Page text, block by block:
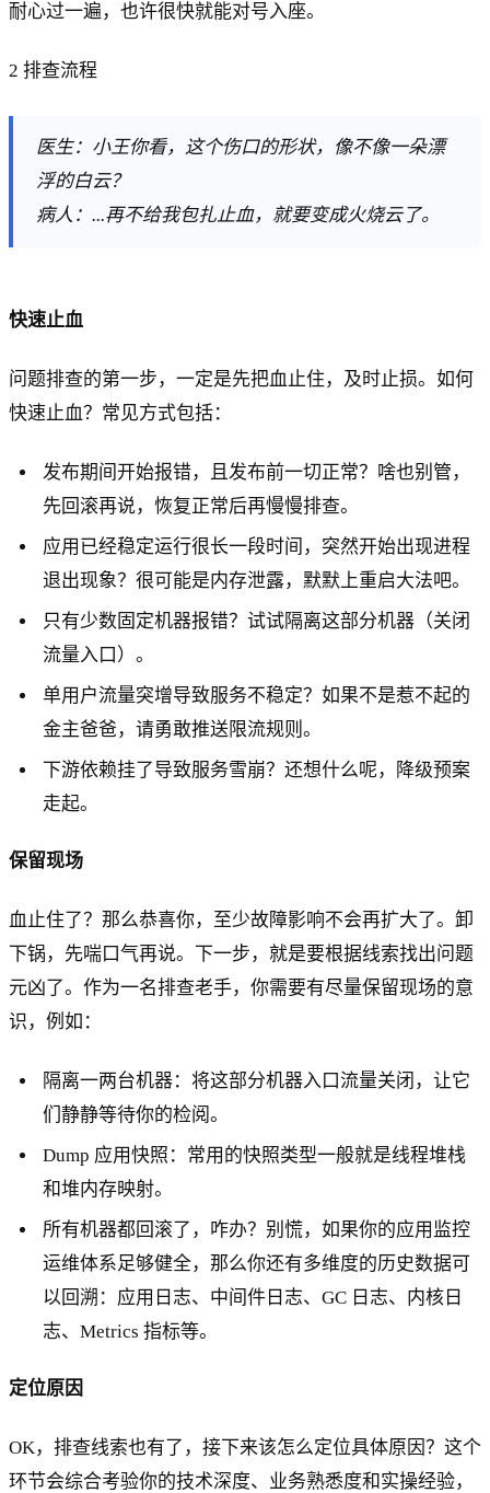
耐心过一遍，也许很快就能对号入座。
2 排查流程
医生：小王你看，这个伤口的形状，像不像一朵漂
浮的白云？
病人：...再不给我包扎止血，就要变成火烧云了。
快速止血
问题排查的第一步，一定是先把血止住，及时止损。如何
快速止血？常见方式包括：
发布期间开始报错，且发布前一切正常？啥也别管，
先回滚再说，恢复正常后再慢慢排查。
应用已经稳定运行很长一段时间，突然开始出现进程
退出现象？很可能是内存泄露，默默上重启大法吧。
只有少数固定机器报错？试试隔离这部分机器（关闭
流量入口）。
单用户流量突增导致服务不稳定？如果不是惹不起的
金主爸爸，请勇敢推送限流规则。
下游依赖挂了导致服务雪崩？还想什么呢，降级预案
走起。
保留现场
血止住了？那么恭喜你，至少故障影响不会再扩大了。卸
下锅，先喘口气再说。下一步，就是要根据线索找出问题
元凶了。作为一名排查老手，你需要有尽量保留现场的意
识，例如：
隔离一两台机器：将这部分机器入口流量关闭，让它
们静静等待你的检阅。
Dump 应用快照：常用的快照类型一般就是线程堆栈
和堆内存映射。
所有机器都回滚了，咋办？别慌，如果你的应用监控
运维体系足够健全，那么你还有多维度的历史数据可
以回溯：应用日志、中间件日志、GC 日志、内核日
志、Metrics 指标等。
定位原因
OK，排查线索也有了，接下来该怎么定位具体原因？这个
环节会综合考验你的技术深度、业务熟悉度和实操经验，